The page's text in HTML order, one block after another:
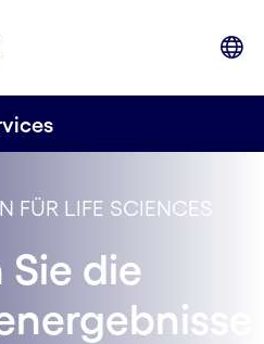
FÜR LIFE SCIENCES
Sie die